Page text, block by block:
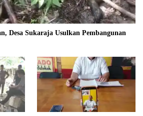
Desa Sukaraja Usulkan Pembangunan